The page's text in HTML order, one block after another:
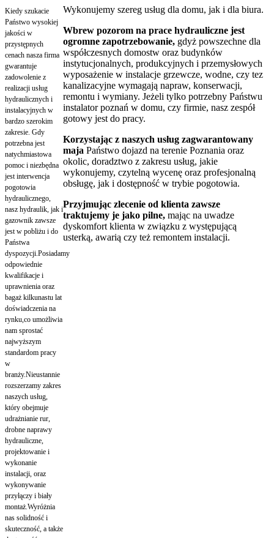
Wykonujemy szereg usług dla domu, jak i dla biura.
Wbrew pozorom na prace hydrauliczne jest
ogromne zapotrzebowanie, gdyż powszechne dla
współczesnych domostw oraz budynków
instytucjonalnych, produkcyjnych i przemysłowych
wyposażenie w instalacje grzewcze, wodne, czy tez
kanalizacyjne wymagają napraw, konserwacji,
remontu i wymiany. Jeżeli tylko potrzebny Państwu
instalator poznań w domu, czy firmie, nasz zespół
gotowy jest do pracy.
Korzystając z naszych usług zagwarantowany
maja Państwo dojazd na terenie Poznania oraz
okolic, doradztwo z zakresu usług, jakie
wykonujemy, czytelną wycenę oraz profesjonalną
obsługę, jak i dostępność w trybie pogotowia.
Przyjmując zlecenie od klienta zawsze
traktujemy je jako pilne, mając na uwadze
dyskomfort klienta w związku z występującą
usterką, awarią czy też remontem instalacji.
Kiedy szukacie
Państwo wysokiej
jakości w
przystępnych
cenach nasza firma
gwarantuje
zadowolenie z
realizacji usług
hydraulicznych i
instalacyjnych w
bardzo szerokim
zakresie. Gdy
potrzebna jest
natychmiastowa
pomoc i niezbędna
jest interwencja
pogotowia
hydraulicznego,
nasz hydraulik, jak i
gazownik zawsze
jest w pobliżu i do
Państwa
dyspozycji.Posiadamy
odpowiednie
kwalifikacje i
uprawnienia oraz
bagaż kilkunastu lat
doświadczenia na
rynku,co umożliwia
nam sprostać
najwyższym
standardom pracy
w
branży.Nieustannie
rozszerzamy zakres
naszych usług,
który obejmuje
udrażnianie rur,
drobne naprawy
hydrauliczne,
projektowanie i
wykonanie
instalacji, oraz
wykonywanie
przyłączy i biały
montaż.Wyróżnia
nas solidność i
skuteczność, a także